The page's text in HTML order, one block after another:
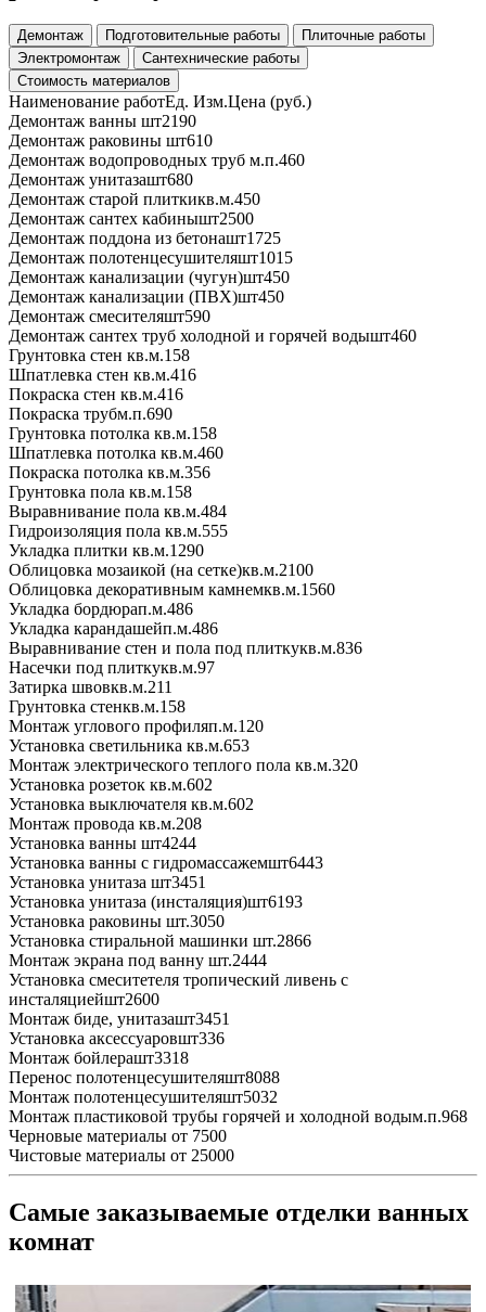
Демонтаж Подготовительные работы
Плиточные работы
Электромонтаж
Сантехнические работы
Стоимость материалов
Наименование работЕд. Изм.Цена (руб.)
Демонтаж ванны шт2190
Демонтаж раковины шт610
Демонтаж водопроводных труб м.п.460
Демонтаж унитазашт680
Демонтаж старой плиткикв.м.450
Демонтаж сантех кабинышт2500
Демонтаж поддона из бетонашт1725
Демонтаж полотенцесушителяшт1015
Демонтаж канализации (чугун)шт450
Демонтаж канализации (ПВХ)шт450
Демонтаж смесителяшт590
Демонтаж сантех труб холодной и горячей водышт460
Грунтовка стен кв.м.158
Шпатлевка стен кв.м.416
Покраска стен кв.м.416
Покраска трубм.п.690
Грунтовка потолка кв.м.158
Шпатлевка потолка кв.м.460
Покраска потолка кв.м.356
Грунтовка пола кв.м.158
Выравнивание пола кв.м.484
Гидроизоляция пола кв.м.555
Укладка плитки кв.м.1290
Облицовка мозаикой (на сетке)кв.м.2100
Облицовка декоративным камнемкв.м.1560
Укладка бордюрап.м.486
Укладка карандашейп.м.486
Выравнивание стен и пола под плиткукв.м.836
Насечки под плиткукв.м.97
Затирка швовкв.м.211
Грунтовка стенкв.м.158
Монтаж углового профиляп.м.120
Установка светильника кв.м.653
Монтаж электрического теплого пола кв.м.320
Установка розеток кв.м.602
Установка выключателя кв.м.602
Монтаж провода кв.м.208
Установка ванны шт4244
Установка ванны с гидромассажемшт6443
Установка унитаза шт3451
Установка унитаза (инсталяция)шт6193
Установка раковины шт.3050
Установка стиральной машинки шт.2866
Монтаж экрана под ванну шт.2444
Установка смеситетеля тропический ливень с
инсталяциейшт2600
Монтаж биде, унитазашт3451
Установка аксессуаровшт336
Монтаж бойлерашт3318
Перенос полотенцесушителяшт8088
Монтаж полотенцесушителяшт5032
Монтаж пластиковой трубы горячей и холодной водым.п.968
Черновые материалы от 7500
Чистовые материалы от 25000
Самые заказываемые отделки ванных
комнат